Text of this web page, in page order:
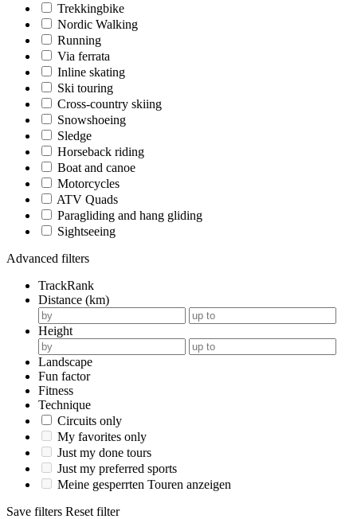
Trekkingbike
Nordic Walking
Running
Via ferrata
Inline skating
Ski touring
Cross-country skiing
Snowshoeing
Sledge
Horseback riding
Boat and canoe
Motorcycles
ATV Quads
Paragliding and hang gliding
Sightseeing
Advanced filters
TrackRank
Distance (km)
Height
Landscape
Fun factor
Fitness
Technique
Circuits only
My favorites only
Just my done tours
Just my preferred sports
Meine gesperrten Touren anzeigen
Save filters Reset filter